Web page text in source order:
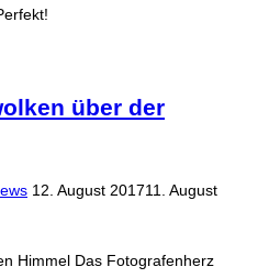
über der
Veröffentlicht
12. August 201711. August
Himmel Das Fotografenherz